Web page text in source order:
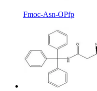
Fmoc-Asn-OPfp